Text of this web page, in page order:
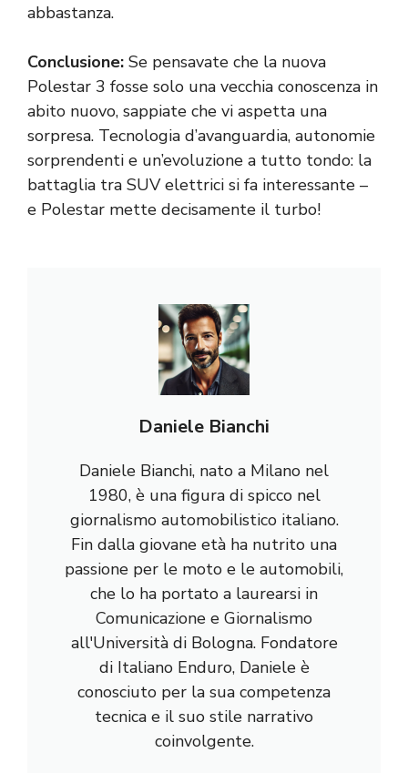
abbastanza.
Conclusione: Se pensavate che la nuova
Polestar 3 fosse solo una vecchia conoscenza in
abito nuovo, sappiate che vi aspetta una
sorpresa. Tecnologia d’avanguardia, autonomie
sorprendenti e un’evoluzione a tutto tondo: la
battaglia tra SUV elettrici si fa interessante –
e Polestar mette decisamente il turbo!
Daniele Bianchi
Daniele Bianchi, nato a Milano nel
1980, è una figura di spicco nel
giornalismo automobilistico italiano.
Fin dalla giovane età ha nutrito una
passione per le moto e le automobili,
che lo ha portato a laurearsi in
Comunicazione e Giornalismo
all'Università di Bologna. Fondatore
di Italiano Enduro, Daniele è
conosciuto per la sua competenza
tecnica e il suo stile narrativo
coinvolgente.